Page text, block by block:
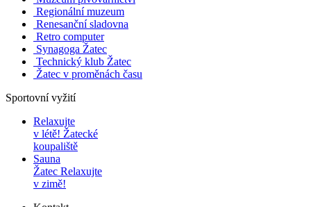
Regionální muzeum
Renesanční sladovna
Retro computer
Synagoga Žatec
Technický klub Žatec
Žatec v proměnách času
Sportovní vyžití
Relaxujte
v létě! Žatecké
koupaliště
Sauna
Žatec Relaxujte
v zimě!